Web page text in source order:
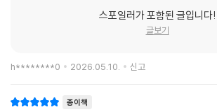
근력운동을 할 때는 지금 어떤 부위가 자극되고 있
요한데, 이 책은 전신의 모든 근육 부위를 일러스트
서 매우 읽기 편합니다. - Healtxxx
스포일러가 포함된 글입니다!
글보기
h********0 2026.05.10. 신고
종이책